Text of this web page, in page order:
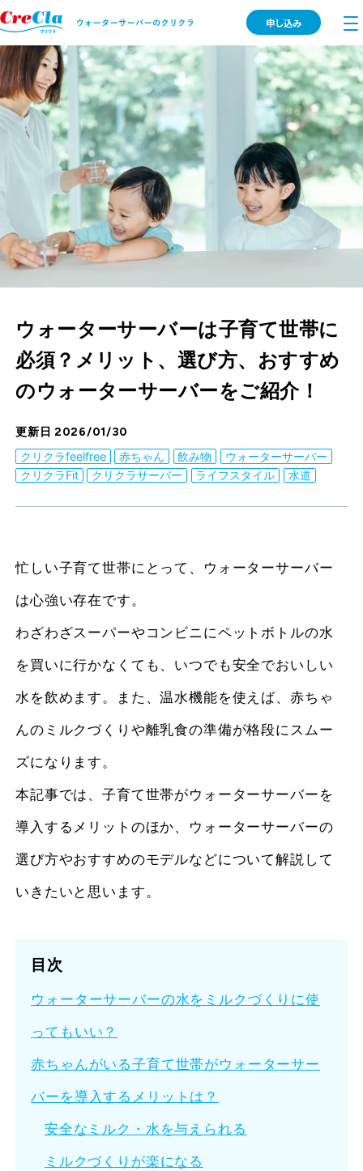
申し込み
ウォーターサーバーは子育て世帯に
必須？メリット、選び方、おすすめ
のウォーターサーバーをご紹介！
更新日 2026/01/30
クリクラfeelfree 赤ちゃん 飲み物
ウォーターサーバー
クリクラFit
クリクラサーバー ライフスタイル 水道
忙しい子育て世帯にとって、ウォーターサーバー
は心強い存在です。
わざわざスーパーやコンビニにペットボトルの水
を買いに行かなくても、いつでも安全でおいしい
水を飲めます。また、温水機能を使えば、赤ちゃ
んのミルクづくりや離乳食の準備が格段にスムー
ズになります。
本記事では、子育て世帯がウォーターサーバーを
導入するメリットのほか、ウォーターサーバーの
選び方やおすすめのモデルなどについて解説して
いきたいと思います。
目次
ウォーターサーバーの水をミルクづくりに使
ってもいい？
赤ちゃんがいる子育て世帯がウォーターサー
バーを導入するメリットは？
安全なミルク・水を与えられる
ミルクづくりが楽になる